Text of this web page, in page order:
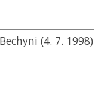
(4. 7. 1998)